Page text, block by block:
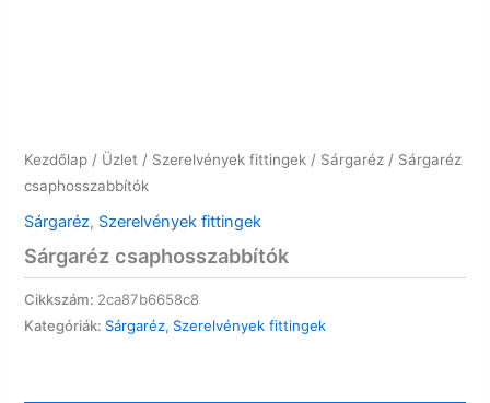
Kezdőlap / Üzlet / Szerelvények fittingek / Sárgaréz / Sárgaréz
csaphosszabbítók
Sárgaréz, Szerelvények fittingek
Sárgaréz csaphosszabbítók
Cikkszám: 2ca87b6658c8
Kategóriák: Sárgaréz, Szerelvények fittingek